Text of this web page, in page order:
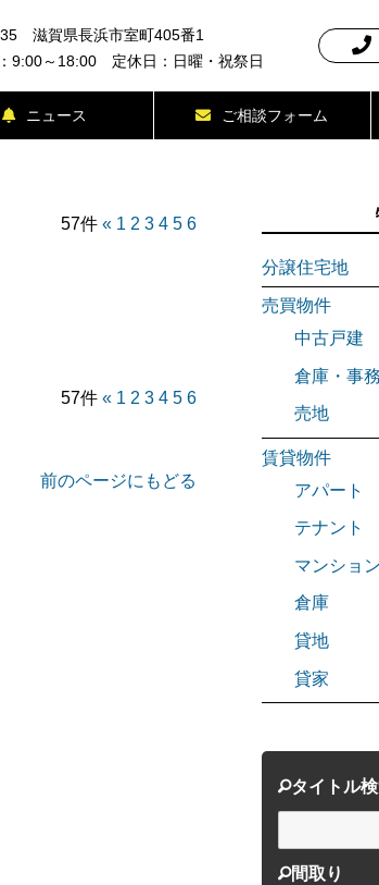
滋賀県長浜市室町405番1
9:00～18:00 定休日：日曜・祝祭日
ニュース ご相談フォーム
57件 « 1 2 3 4 5 6
57件 « 1 2 3 4 5 6
前のページにもどる
分譲住宅地
売買物件
中古戸建
倉庫・事
売地
賃貸物件
アパート
テナント
マンション
倉庫
貸地
貸家
タイトル
間取り